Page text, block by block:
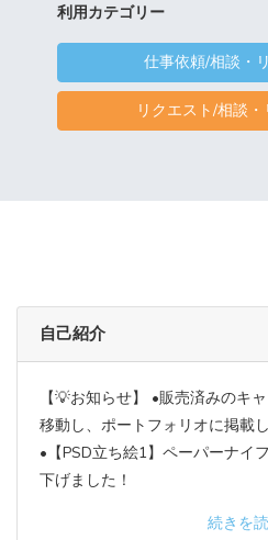
利用カテゴリー
仕事依頼/相談・
リクエスト/相談
自己紹介
【💡お知らせ】 •販売済みのキ
移動し、ポートフォリオに掲載
•【PSD立ち絵1】ペーパーナイ
下げました！
続きを